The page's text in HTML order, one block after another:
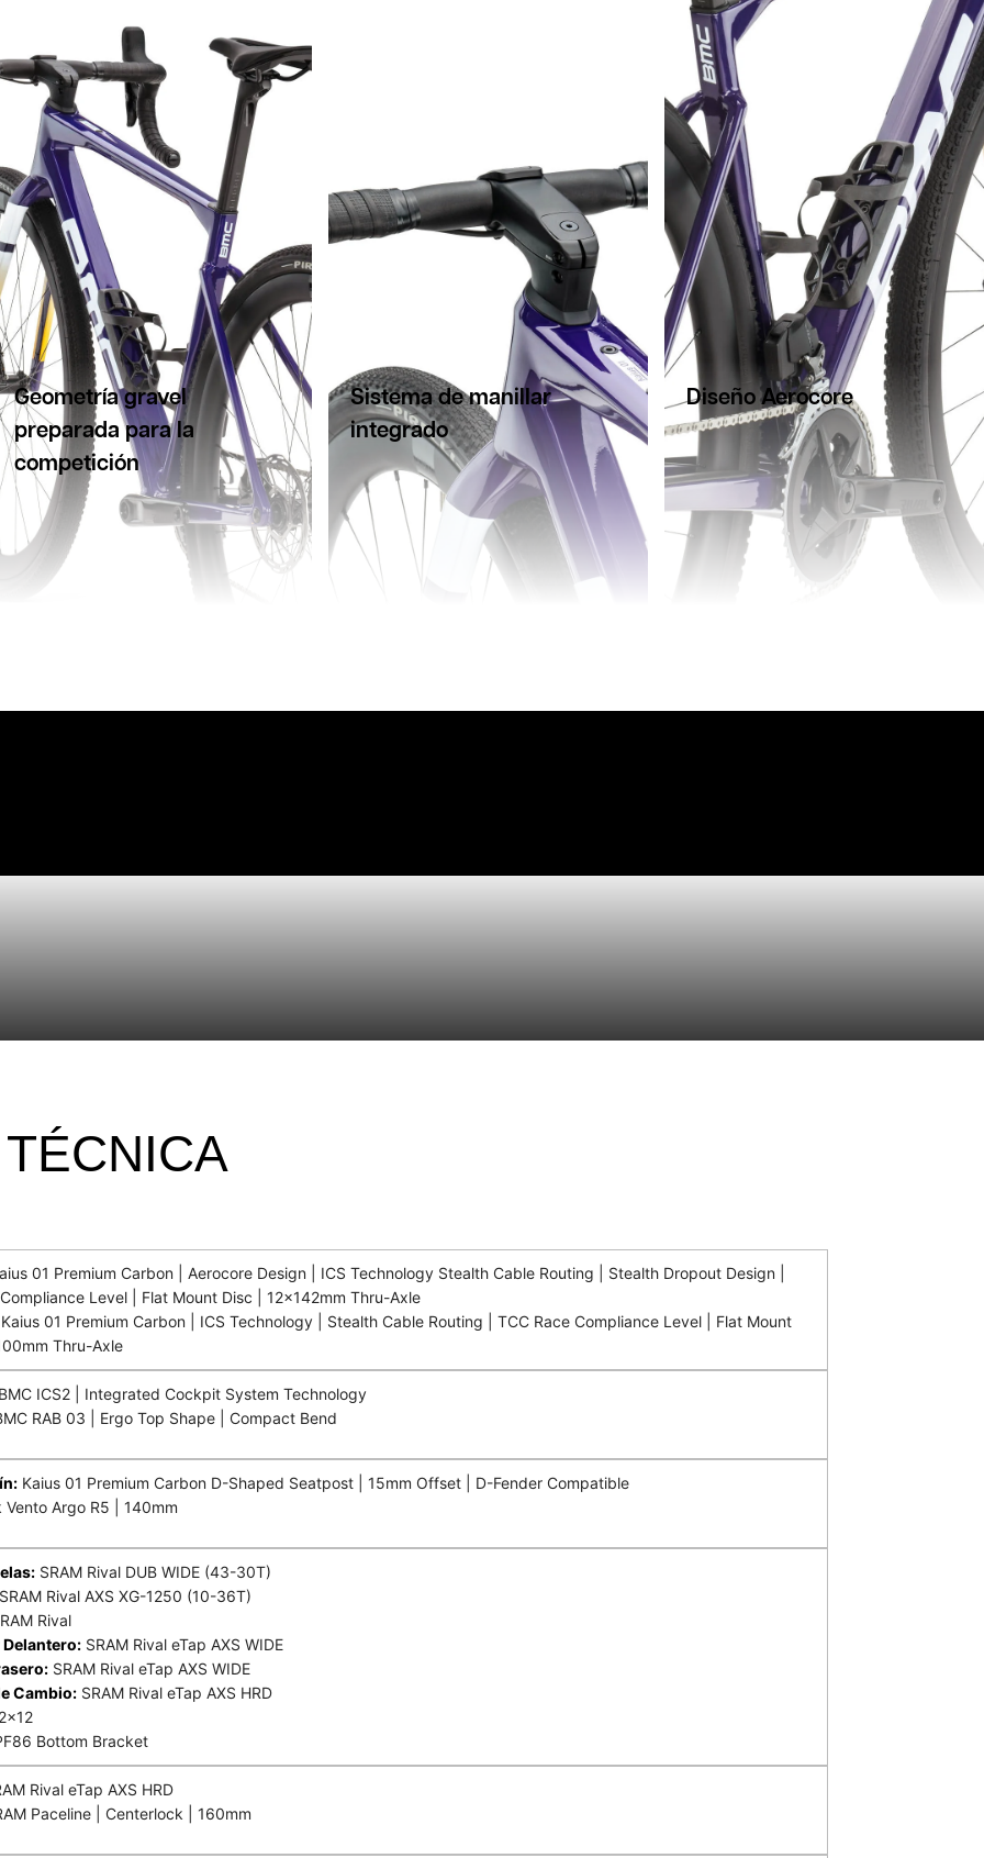
Geometría gravel
preparada para la
competición
Sistema de manillar
integrado
Diseño Aerocore
01 Premium Carbon | Aerocore Design | ICS Technology Stealth Cable Routing | Stealth Dropout Design |
Level | Flat Mount Disc | 12x142mm Thru-Axle
Kaius 01 Premium Carbon | ICS Technology | Stealth Cable Routing | TCC Race Compliance Level | Flat Mount
Thru-Axle
BMC ICS2 | Integrated Cockpit System Technology
RAB 03 | Ergo Top Shape | Compact Bend
Kaius 01 Premium Carbon D-Shaped Seatpost | 15mm Offset | D-Fender Compatible
Vento Argo R5 | 140mm
SRAM Rival DUB WIDE (43-30T)
SRAM Rival AXS XG-1250 (10-36T)
Rival
SRAM Rival eTap AXS WIDE
SRAM Rival eTap AXS WIDE
Cambio: SRAM Rival eTap AXS HRD
2×12
Bottom Bracket
Rival eTap AXS HRD
Paceline | Centerlock | 160mm